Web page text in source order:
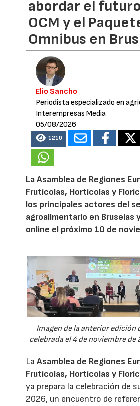
abordar el
OCM y el
Omnibus en
Elio Sancho
Periodista especializado en
Interempresas Media
05/08/2026
1210
La Asamblea de Regiones
Frutícolas, Hortícolas y
los principales actores del
agroalimentario en Bruselas
online el próximo 10 de
Imagen de la anterior edición
celebrada el 4 de noviembre de
LaAsamblea de Regiones
Frutícolas, Hortícolas y
ya prepara la celebración de
2026, un encuentro de